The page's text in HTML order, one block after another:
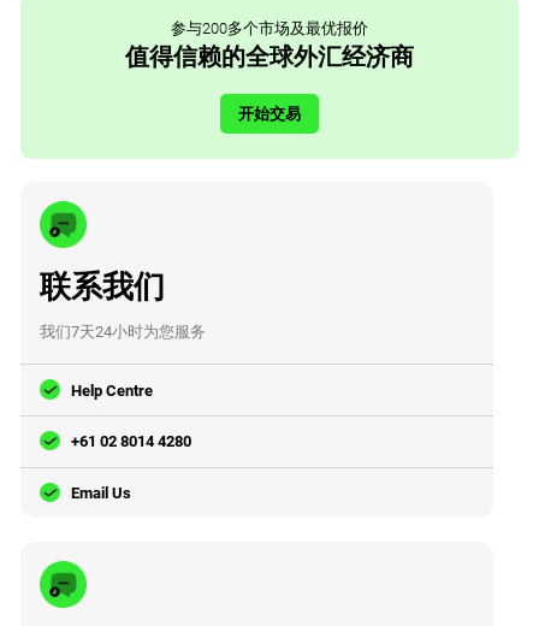
参与200多个市场及最优报价
值得信赖的全球外汇经济商
开始交易
联系我们
我们7天24小时为您服务
Help Centre
+61 02 8014 4280
Email Us